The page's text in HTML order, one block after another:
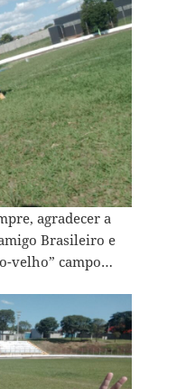
agradecer a
Brasileiro e
velho” campo…